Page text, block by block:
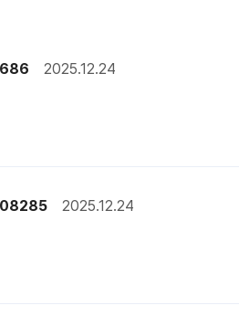
686
2025.12.24
08285
2025.12.24